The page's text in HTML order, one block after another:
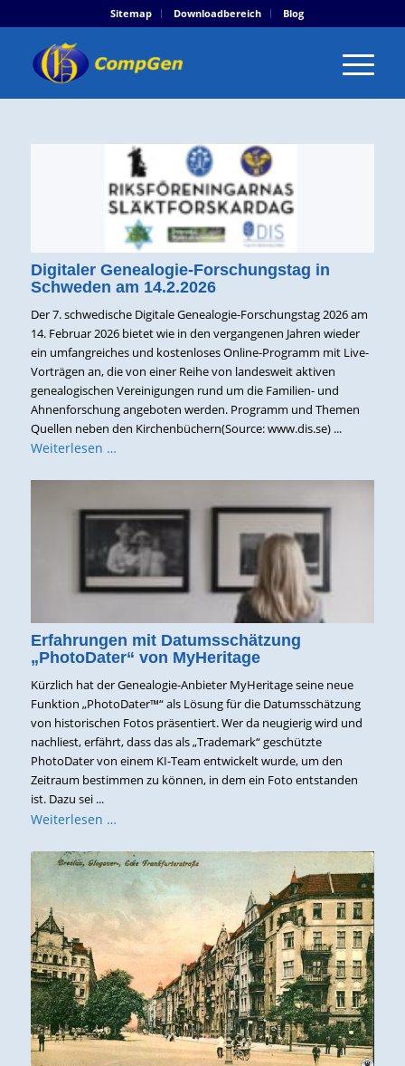
Sitemap Downloadbereich Blog
Digitaler Genealogie-Forschungstag in
Schweden am 14.2.2026
Der 7. schwedische Digitale Genealogie-Forschungstag 2026 am
14. Februar 2026 bietet wie in den vergangenen Jahren wieder
ein umfangreiches und kostenloses Online-Programm mit Live-
Vorträgen an, die von einer Reihe von landesweit aktiven
genealogischen Vereinigungen rund um die Familien- und
Ahnenforschung angeboten werden. Programm und Themen
Quellen neben den Kirchenbüchern(Source: www.dis.se) ...
Weiterlesen …
Erfahrungen mit Datumsschätzung
„PhotoDater“ von MyHeritage
Kürzlich hat der Genealogie-Anbieter MyHeritage seine neue
Funktion „PhotoDater™“ als Lösung für die Datumsschätzung
von historischen Fotos präsentiert. Wer da neugierig wird und
nachliest, erfährt, dass das als „Trademark“ geschützte
PhotoDater von einem KI-Team entwickelt wurde, um den
Zeitraum bestimmen zu können, in dem ein Foto entstanden
ist. Dazu sei ...
Weiterlesen …